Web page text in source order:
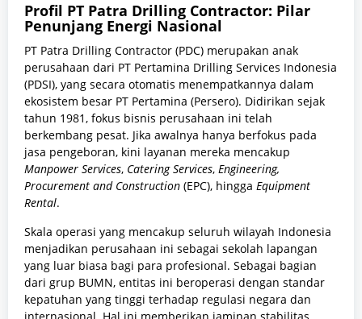
Profil PT Patra Drilling Contractor: Pilar
Penunjang Energi Nasional
PT Patra Drilling Contractor (PDC) merupakan anak
perusahaan dari PT Pertamina Drilling Services Indonesia
(PDSI), yang secara otomatis menempatkannya dalam
ekosistem besar PT Pertamina (Persero). Didirikan sejak
tahun 1981, fokus bisnis perusahaan ini telah
berkembang pesat. Jika awalnya hanya berfokus pada
jasa pengeboran, kini layanan mereka mencakup
Manpower Services, Catering Services, Engineering,
Procurement and Construction (EPC), hingga Equipment
Rental.
Skala operasi yang mencakup seluruh wilayah Indonesia
menjadikan perusahaan ini sebagai sekolah lapangan
yang luar biasa bagi para profesional. Sebagai bagian
dari grup BUMN, entitas ini beroperasi dengan standar
kepatuhan yang tinggi terhadap regulasi negara dan